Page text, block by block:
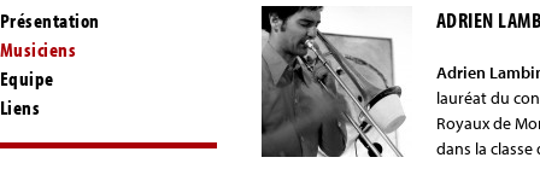
Présentation
Musiciens
Equipe
Liens
ADRIEN
Adrien
lauréat du
Royaux de
dans la classe